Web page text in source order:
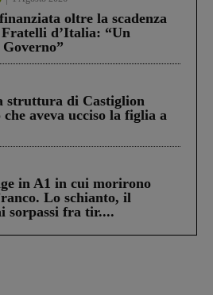
oltre la scadenza
d’Italia: “Un
struttura di Castiglion
aveva ucciso la figlia a
in A1 in cui morirono
Lo schianto, il
sorpassi fra tir....